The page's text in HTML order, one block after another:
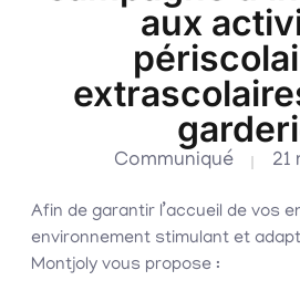
aux
Communiqué 21
Afin de garantir l’accueil de vos
environnement stimulant et
Montjoly vous propose :